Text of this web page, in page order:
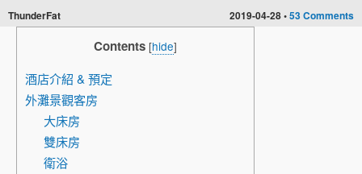
2019-04-28 •53 Comments
ThunderFat
Contents [hide]
酒店介紹 & 預定
外灘景觀客房
大床房
雙床房
衛浴